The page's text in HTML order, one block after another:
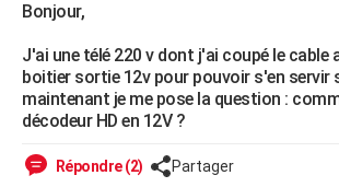
Essais
Réserver un essai
Citadines
Berlines
SUV
Forum auto
+HIGH-TECH
Mobiles
Meilleur smartphone
Internet
Ordinateurs
Jeux vidéo
Guide high-tech
+BRICOLAGE
Forum
Aménagement intérieur
Extérieur
Cuisine
Salle de bains
Jardinage
Rangement
WEEK-END
Guides de France
Escapades
Patrimoine
Expositions
Musées
Week-end nature
LIFESTYLE
Bonjour,
J'ai une télé 220 v dont j'ai coupé le cable
boitier sortie 12v pour pouvoir s'en servir
maintenant je me pose la question :
décodeur HD en 12V ?
Répondre (2) Partager